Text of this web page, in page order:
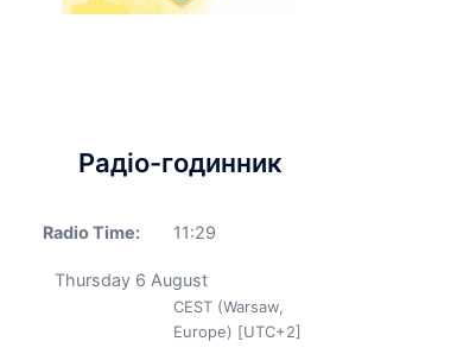
Радіо-годинник
Radio Time: 11:29
Thursday 6 August
CEST (Warsaw,
Europe) [UTC+2]